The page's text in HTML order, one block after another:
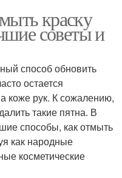
краску
советы и
способ обновить
остается
коже рук. К сожалению,
такие пятна. В
способы, как отмыть
как народные
косметические